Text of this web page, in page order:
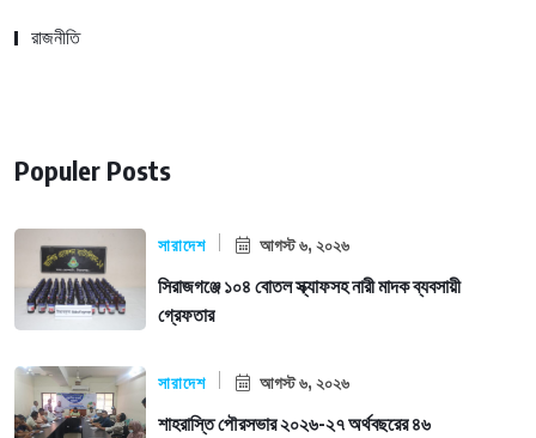
রাজনীতি
Populer Posts
সারাদেশ আগস্ট ৬, ২০২৬
সিরাজগঞ্জে ১০৪ বোতল স্ক্যাফসহ নারী মাদক ব্যবসায়ী
গ্রেফতার
সারাদেশ আগস্ট ৬, ২০২৬
শাহরাস্তি পৌরসভার ২০২৬-২৭ অর্থবছরের ৪৬